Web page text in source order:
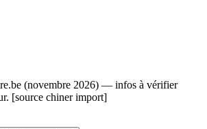
(novembre 2026) — infos à vérifier
[source chiner import]